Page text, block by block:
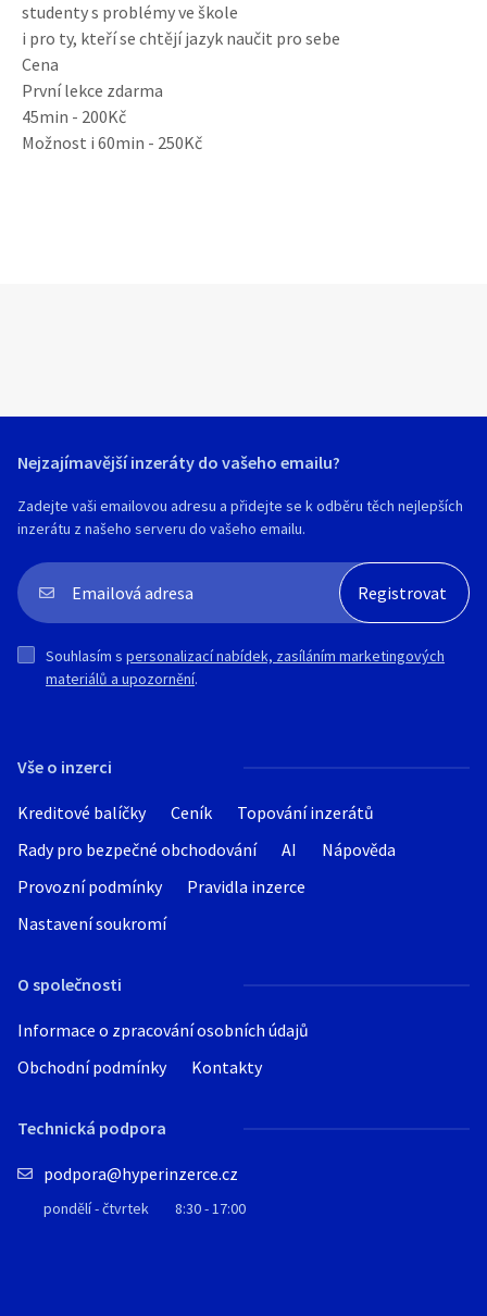
studenty s problémy ve škole
i pro ty, kteří se chtějí jazyk naučit pro sebe
Cena
První lekce zdarma
45min - 200Kč
Možnost i 60min - 250Kč
Vše o inzerci
Kreditové balíčky Ceník
Topování inzerátů
Rady pro bezpečné obchodování
AI
Nápověda
Provozní podmínky
Pravidla inzerce
Nastavení soukromí
O společnosti
Informace o zpracování osobních údajů
Obchodní podmínky
Kontakty
Technická podpora
podpora@hyperinzerce.cz
pondělí - čtvrtek 8:30 - 17:00
Nejzajímavější inzeráty do vašeho emailu?
Zadejte vaši emailovou adresu a přidejte se k odběru těch nejlepších
inzerátu z našeho serveru do vašeho emailu.
Souhlasím s personalizací nabídek, zasíláním marketingových
materiálů a upozornění.